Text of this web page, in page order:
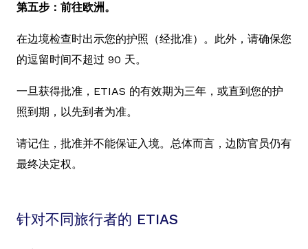
第五步：前往欧洲。
在边境检查时出示您的护照（经批准）。此外，请确保您
的逗留时间不超过 90 天。
一旦获得批准，ETIAS 的有效期为三年，或直到您的护
照到期，以先到者为准。
请记住，批准并不能保证入境。总体而言，边防官员仍有
最终决定权。
针对不同旅行者的 ETIAS